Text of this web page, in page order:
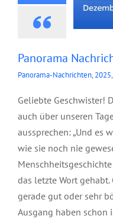
Panorama
Panorama-Nachrichten, 2025,
Geliebte Geschwister!
auch über unseren
aussprechen: „Und es
wie sie noch nie
das letzte Wort
gerade gut oder sehr
Ausgang haben schon